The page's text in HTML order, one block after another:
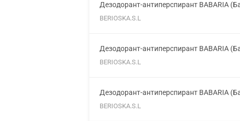
Дезодорант-антиперспирант BABARIA
BERIOSKA.S.L
Дезодорант-антиперспирант BABARIA
BERIOSKA.S.L
Дезодорант-антиперспирант BABARIA
BERIOSKA.S.L